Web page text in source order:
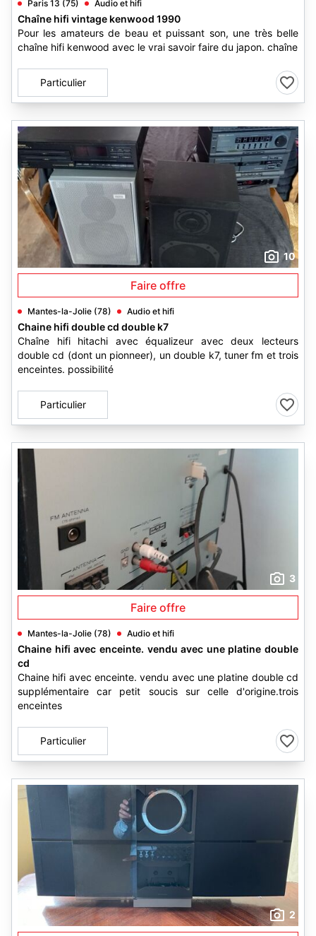
Paris 13 (75) Audio et hifi
Chaîne hifi vintage kenwood 1990
Pour les amateurs de beau et puissant son, une très belle
chaîne hifi kenwood avec le vrai savoir faire du japon. chaîne
Particulier
10
Faire offre
Mantes-la-Jolie (78) Audio et hifi
Chaine hifi double cd double k7
Chaîne hifi hitachi avec équalizeur avec deux lecteurs
double cd (dont un pionneer), un double k7, tuner fm et trois
enceintes. possibilité
Particulier
3
Faire offre
Mantes-la-Jolie (78) Audio et hifi
Chaine hifi avec enceinte. vendu avec une platine double
cd
Chaine hifi avec enceinte. vendu avec une platine double cd
supplémentaire car petit soucis sur celle d'origine.trois
enceintes
Particulier
2